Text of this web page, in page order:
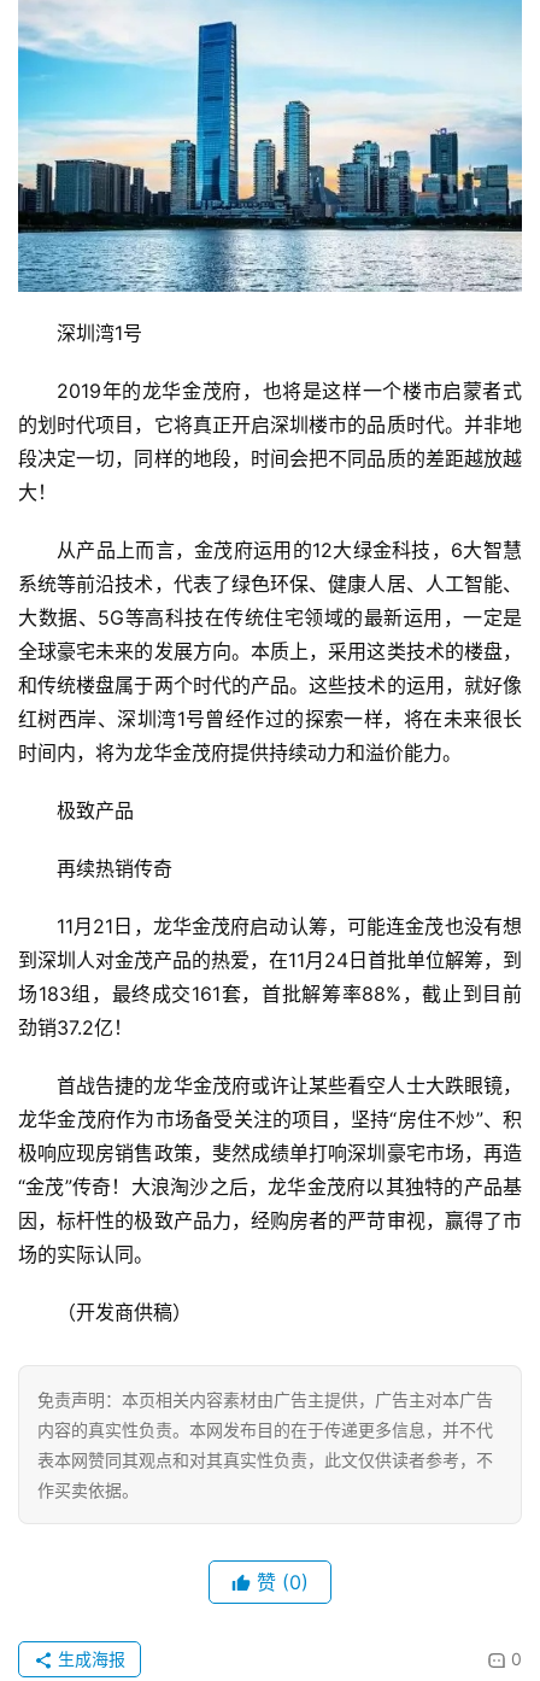
深圳湾1号
2019年的龙华金茂府，也将是这样一个楼市启蒙者式
的划时代项目，它将真正开启深圳楼市的品质时代。并非地
段决定一切，同样的地段，时间会把不同品质的差距越放越
大！
从产品上而言，金茂府运用的12大绿金科技，6大智慧
系统等前沿技术，代表了绿色环保、健康人居、人工智能、
大数据、5G等高科技在传统住宅领域的最新运用，一定是
全球豪宅未来的发展方向。本质上，采用这类技术的楼盘，
和传统楼盘属于两个时代的产品。这些技术的运用，就好像
红树西岸、深圳湾1号曾经作过的探索一样，将在未来很长
时间内，将为龙华金茂府提供持续动力和溢价能力。
极致产品
再续热销传奇
11月21日，龙华金茂府启动认筹，可能连金茂也没有想
到深圳人对金茂产品的热爱，在11月24日首批单位解筹，到
场183组，最终成交161套，首批解筹率88%，截止到目前
劲销37.2亿！
首战告捷的龙华金茂府或许让某些看空人士大跌眼镜，
龙华金茂府作为市场备受关注的项目，坚持“房住不炒”、积
极响应现房销售政策，斐然成绩单打响深圳豪宅市场，再造
“金茂”传奇！大浪淘沙之后，龙华金茂府以其独特的产品基
因，标杆性的极致产品力，经购房者的严苛审视，赢得了市
场的实际认同。
（开发商供稿）
免责声明：本页相关内容素材由广告主提供，广告主对本广告
内容的真实性负责。本网发布目的在于传递更多信息，并不代
表本网赞同其观点和对其真实性负责，此文仅供读者参考，不
作买卖依据。
赞 (0)
0
生成海报